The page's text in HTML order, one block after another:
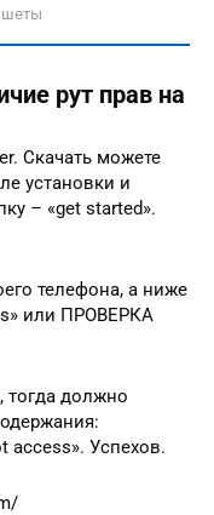
рут прав на
Скачать можете
установки и
– «get started».
телефона, а ниже
или ПРОВЕРКА
тогда должно
access». Успехов.